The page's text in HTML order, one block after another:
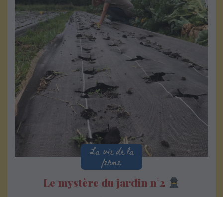
La vie de la
ferme
Le mystère du jardin n°2